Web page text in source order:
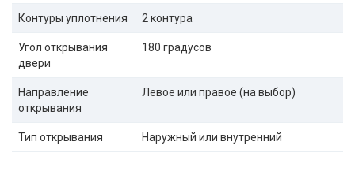
Контуры уплотнения 2 контура
Угол открывания
двери
180 градусов
Направление
открывания
Левое или правое (на выбор)
Тип открывания Наружный или внутренний